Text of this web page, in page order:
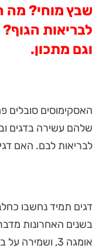
לבריאות
וגם מתכון.
האסקימוסים סובלים
לבריאות לבם. האם
דגים תמיד נחשבו
בשנים האחרונות
אומגה 3,